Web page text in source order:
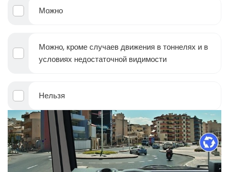
Можно
Можно, кроме случаев движения в тоннелях и в
условиях недостаточной видимости
Нельзя